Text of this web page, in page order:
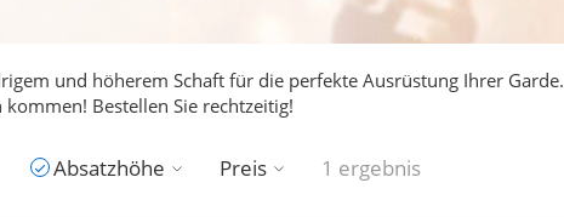
und höherem Schaft für die perfekte Ausrüstung Ihrer Garde.
Bestellen Sie rechtzeitig!
Absatzhöhe Preis 1 ergebnis